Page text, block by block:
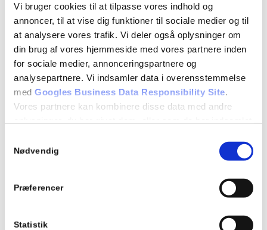
Vi bruger cookies til at tilpasse vores indhold og
annoncer, til at vise dig funktioner til sociale medier og til
at analysere vores trafik. Vi deler også oplysninger om
din brug af vores hjemmeside med vores partnere inden
for sociale medier, annonceringspartnere og
analysepartnere. Vi indsamler data i overensstemmelse
med Googles Business Data Responsibility Site.
Vores partnere kan kombinere disse data med andre
Se Cookie & Privatlivspolitik
Nødvendig
Præferencer
Statistik
10 Betingelser for at få kørekort
10.1 Betingelser for at få kørekort. (rep)
10.2 Køreprøvens gennemførelse
10.3 Lovbestemmelser om kørekort
EVALUERENDE TEORIPRØVE
02/10/2024
18:15 - 21:15
Begivenhed Kategori: